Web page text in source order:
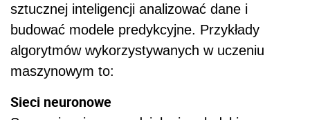
sztucznej inteligencji analizować dane i
budować modele predykcyjne. Przykłady
algorytmów wykorzystywanych w uczeniu
maszynowym to:
Sieci neuronowe